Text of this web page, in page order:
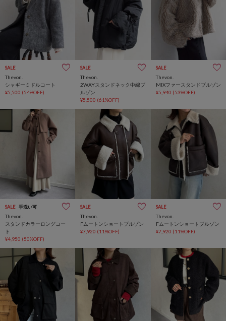
SALE
Thevon.
シャギーミドルコート
¥5,500 (54%OFF)
SALE
Thevon.
2WAYスタンドネック中綿ブ
ルゾン
¥5,500 (61%OFF)
SALE
Thevon.
MIXファースタンドブルゾン
¥5,940 (53%OFF)
SALE 手洗い可
Thevon.
スタンドカラーロングコー
ト
¥4,950 (50%OFF)
SALE
Thevon.
Fムートンショートブルゾン
¥7,920 (11%OFF)
SALE
Thevon.
Fムートンショートブルゾン
¥7,920 (11%OFF)